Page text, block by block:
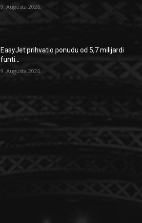
9. Augusta 2026.
EasyJet prihvatio ponudu od 5,7 milijardi
funti...
9. Augusta 2026.